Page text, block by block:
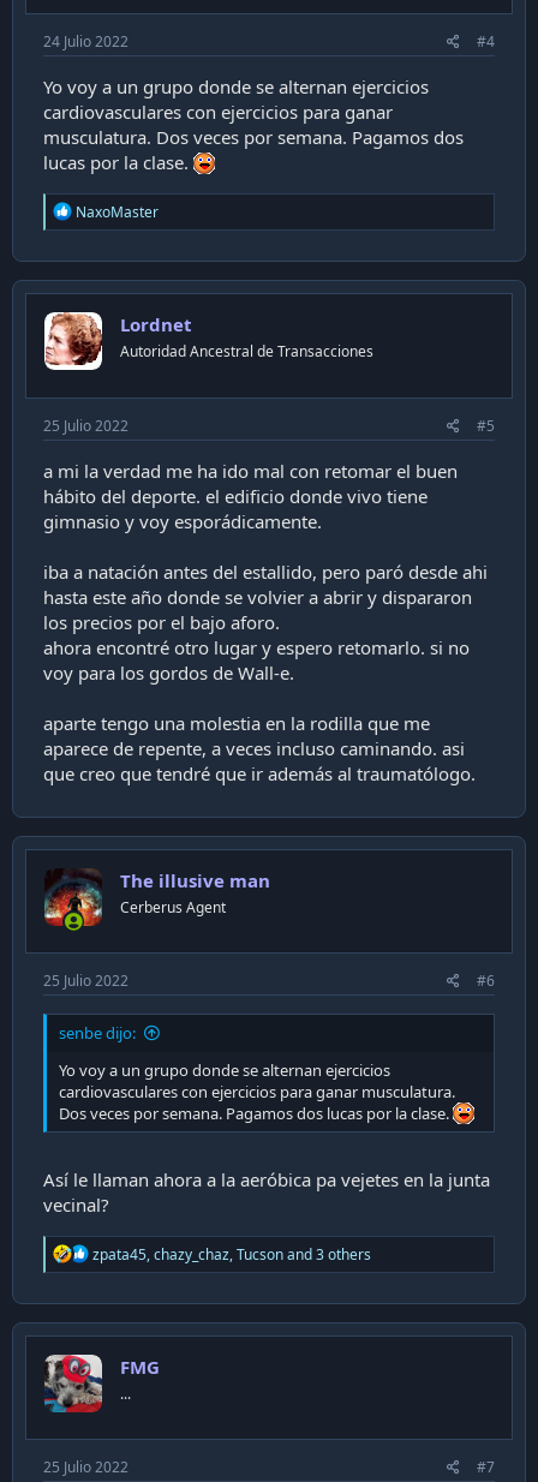
24 Julio 2022 #4
Yo voy a un grupo donde se alternan ejercicios
cardiovasculares con ejercicios para ganar
musculatura. Dos veces por semana. Pagamos dos
lucas por la clase.
R
e
c
t
o
n
s
NaxoMaster
Lordnet
Autoridad Ancestral de Transacciones
25 Julio 2022 #5
a mi la verdad me ha ido mal con retomar el buen
hábito del deporte. el edificio donde vivo tiene
gimnasio y voy esporádicamente.
iba a natación antes del estallido, pero paró desde ahi
hasta este año donde se volvier a abrir y dispararon
los precios por el bajo aforo.
ahora encontré otro lugar y espero retomarlo. si no
voy para los gordos de Wall-e.
aparte tengo una molestia en la rodilla que me
aparece de repente, a veces incluso caminando. asi
que creo que tendré que ir además al traumatólogo.
The illusive man
Cerberus Agent
25 Julio 2022 #6
senbe dijo:
Yo voy a un grupo donde se alternan ejercicios
cardiovasculares con ejercicios para ganar musculatura.
Dos veces por semana. Pagamos dos lucas por la clase.
Así le llaman ahora a la aeróbica pa vejetes en la junta
vecinal?
R
e
c
t
o
n
s
zpata45,chazy_chaz,Tucsonand 3 others
FMG
...
25 Julio 2022 #7